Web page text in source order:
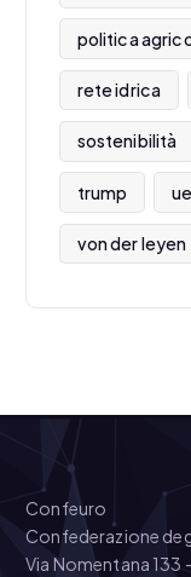
politica
rete idrica
sostenibilità
trump ue
von der leyen
Confeuro
Confederazione
Via Nomentana 133